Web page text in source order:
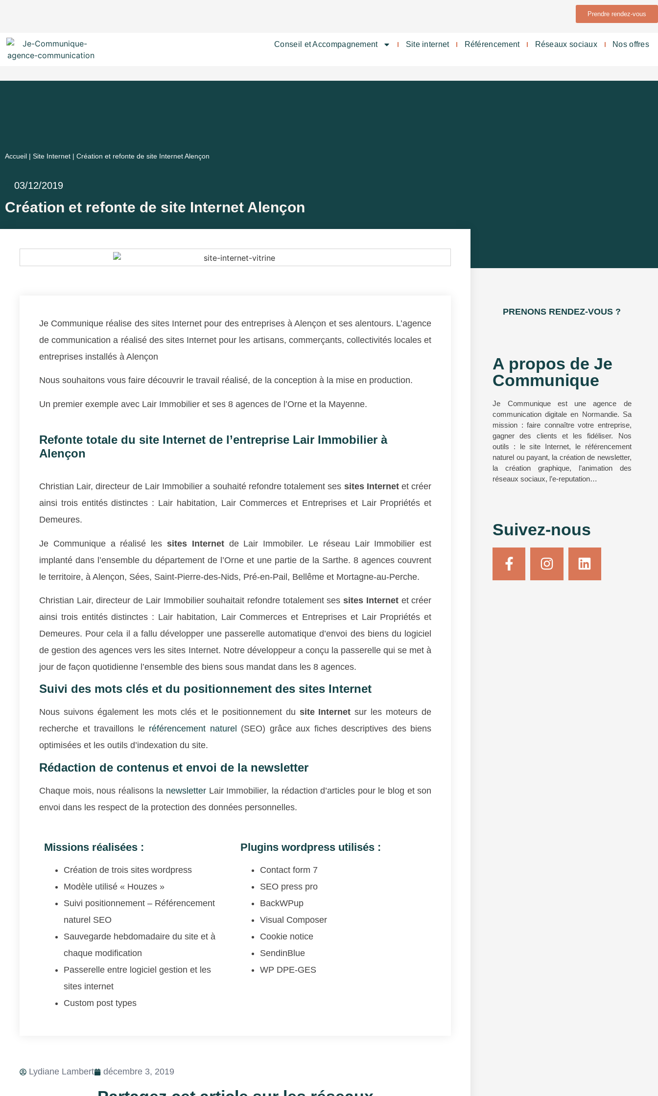
Prendre rendez-vous
Conseil et Accompagnement Site internet Référencement Réseaux sociaux Nos offres
Accueil | Site Internet | Création et refonte de site Internet Alençon
03/12/2019
Création et refonte de site Internet Alençon
Je Communique réalise des sites Internet pour des entreprises à Alençon et ses alentours. L’agence
de communication a réalisé des sites Internet pour les artisans, commerçants, collectivités locales et
entreprises installés à Alençon
Nous souhaitons vous faire découvrir le travail réalisé, de la conception à la mise en production.
Un premier exemple avec Lair Immobilier et ses 8 agences de l’Orne et la Mayenne.
Refonte totale du site Internet de l’entreprise Lair Immobilier à
Alençon
Christian Lair, directeur de Lair Immobilier a souhaité refondre totalement ses sites Internetet créer
ainsi trois entités distinctes : Lair habitation, Lair Commerces et Entreprises et Lair Propriétés et
Demeures.
Je Communique a réalisé lessites Internetde Lair Immobiler. Le réseau Lair Immobilier est
implanté dans l’ensemble du département de l’Orne et une partie de la Sarthe. 8 agences couvrent
le territoire, à Alençon, Sées, Saint-Pierre-des-Nids, Pré-en-Pail, Bellême et Mortagne-au-Perche.
Christian Lair, directeur de Lair Immobilier souhaitait refondre totalement sessites Internetet créer
ainsi trois entités distinctes : Lair habitation, Lair Commerces et Entreprises et Lair Propriétés et
Demeures. Pour cela il a fallu développer une passerelle automatique d’envoi des biens du logiciel
de gestion des agences vers les sites Internet. Notre développeur a conçu la passerelle qui se met à
jour de façon quotidienne l’ensemble des biens sous mandat dans les 8 agences.
Suivi des mots clés et du positionnement des sites Internet
Nous suivons également les mots clés et le positionnement du site Internet sur les moteurs de
recherche et travaillons le référencement naturel
(SEO) grâce aux fiches descriptives des biens
optimisées et les outils d’indexation du site.
Rédaction de contenus et envoi de la newsletter
Chaque mois, nous réalisons la newsletter Lair Immobilier, la rédaction d’articles pour le blog et son
envoi dans les respect de la protection des données personnelles.
Missions réalisées :
Création de trois sites wordpress
Modèle utilisé « Houzes »
Suivi positionnement – Référencement
naturel SEO
Sauvegarde hebdomadaire du site et à
chaque modification
Passerelle entre logiciel gestion et les
sites internet
Custom post types
Plugins wordpress utilisés :
Contact form 7
SEO press pro
BackWPup
Visual Composer
Cookie notice
SendinBlue
WP DPE-GES
Lydiane Lambert décembre 3, 2019
PRENONS RENDEZ-VOUS ?
A propos de Je
Communique
Je Communique est une agence de
communication digitale en Normandie. Sa
mission : faire connaître votre entreprise,
gagner des clients et les fidéliser. Nos
outils : le site Internet, le référencement
naturel ou payant, la création de newsletter,
la création graphique, l’animation des
réseaux sociaux, l’e-reputation…
Suivez-nous